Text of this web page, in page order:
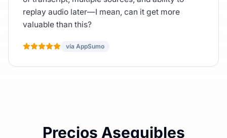
replay audio later—I mean, can it get more
valuable than this?
vía AppSumo
Precios Asequibles